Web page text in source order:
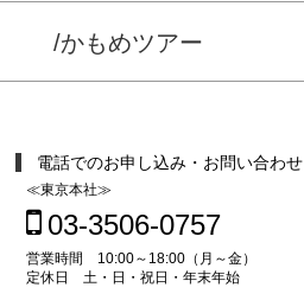
/かもめツアー
電話でのお申し込み・お問い合わせ
≪東京本社≫
03-3506-0757
営業時間 10:00～18:00（月～金）
定休日 土・日・祝日・年末年始